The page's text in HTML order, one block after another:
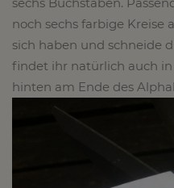
sechs Buchstaben.
noch sechs farbige Kreise
sich haben und schneide
findet ihr natürlich auch
hinten am Ende des